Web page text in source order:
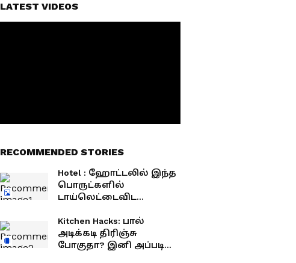
LATEST VIDEOS
RECOMMENDED STORIES
Hotel : ஹோட்டலில் இந்த
பொருட்களில்
டாய்லெட்டைவிட
பயன்படுத்தும் முன்
கவனம்!
Kitchen Hacks: பால்
அடிக்கடி திரிஞ்சு
போகுதா? இனி அப்படி